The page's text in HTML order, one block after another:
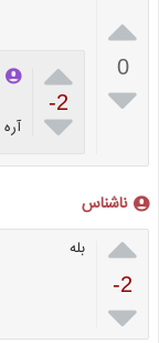

0


-2

ناشناس

-2

بله